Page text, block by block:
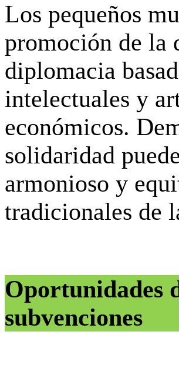
Los pequeños
promoción de la
diplomacia
intelectuales y
económicos.
solidaridad
armonioso y
tradicionales de
Oportunidades
subvenciones